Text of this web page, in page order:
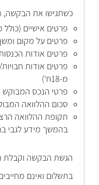
כשתגישו את הבקשה,
פרטים אישיים
פרטים על מקום
פרטים אודות
פרטים אודות
מ-18ח')
פרטי הנכס המבוקש
סכום ההלוואה
תקופת ההלוואה
בהמשך מידע לגבי
הגשת הבקשה וקבלת
בתשלום ואינם